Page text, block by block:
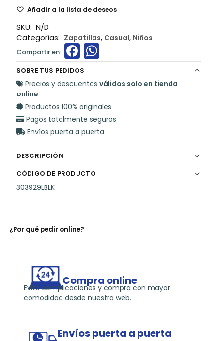
Añadir a la lista de deseos
SKU: N/D
Categorías: Zapatillas, Casual, Niños
F
a
c
b
o
o
k
W
h
a
A
p
p
SOBRE TUS PEDIDOS
Precios y descuentos válidos solo en tienda
online
Productos 100% originales
Pagos totalmente seguros
Envíos puerta a puerta
DESCRIPCIÓN
CÓDIGO DE PRODUCTO
303929LBLK
¿Por qué pedir online?
Compra online
Evita complicaciones y compra con mayor
comodidad desde nuestra web.
Envíos puerta a puerta